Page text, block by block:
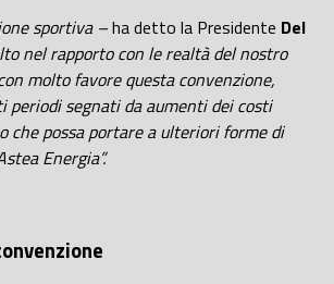
sportiva –ha detto la Presidente Del
nel rapporto con le realtà del nostro
molto favore questa convenzione,
periodi segnati da aumenti dei costi
che possa portare a ulteriori forme di
Energia”.